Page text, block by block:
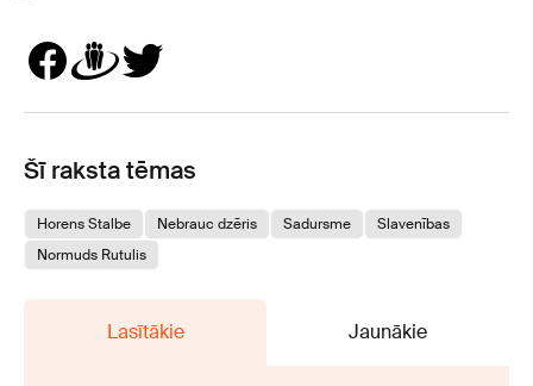
Šī raksta tēmas
Horens Stalbe Nebrauc dzēris Sadursme
Slavenības
Normuds Rutulis
Lasītākie Jaunākie